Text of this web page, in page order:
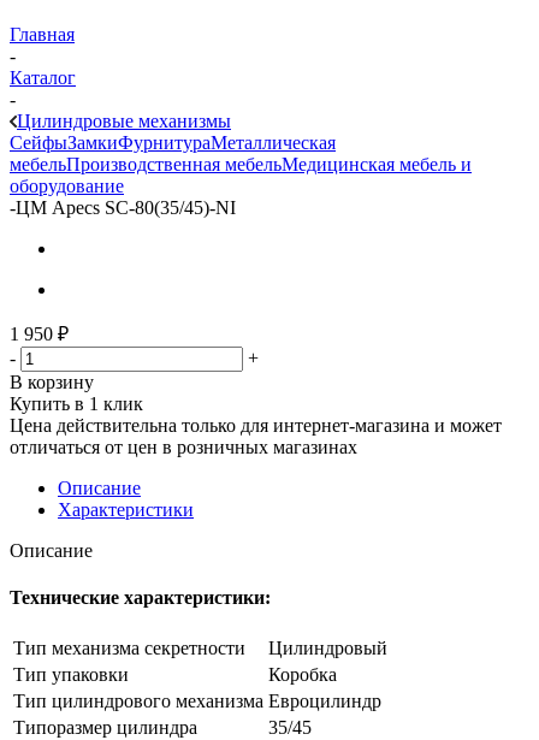
Главная
-
Каталог
-
Цилиндровые механизмы
СейфыЗамкиФурнитураМеталлическая
мебельПроизводственная мебельМедицинская мебель и
оборудование
-ЦМ Apecs SC-80(35/45)-NI
1 950 ₽
-
+
В корзину
Купить в 1 клик
Цена действительна только для интернет-магазина и может
отличаться от цен в розничных магазинах
Описание
Характеристики
Описание
Технические характеристики:
Тип механизма секретности
Цилиндровый
Тип упаковки
Коробка
Тип цилиндрового механизма Евроцилиндр
Типоразмер цилиндра
35/45